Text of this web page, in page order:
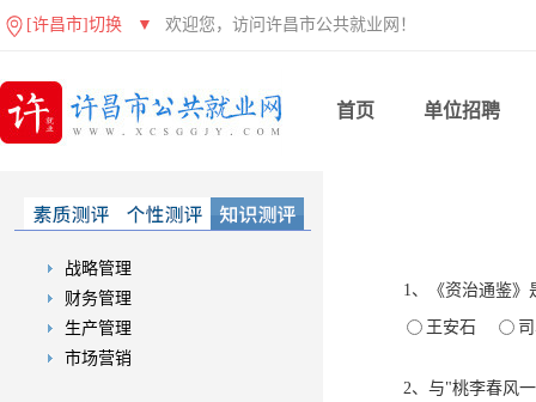
[许昌市]切换 ▼ 欢迎您，访问许昌市公共就业网！
首页 单位招聘
战略管理
财务管理
生产管理
市场营销
1、《资治通鉴》
王安石
2、与"桃李春风